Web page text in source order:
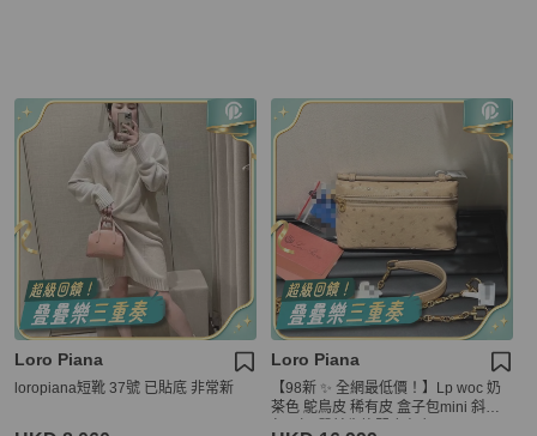
Loro Piana
loropiana短靴 37號 已貼底 非常新
Loro Piana
【98新 ✨ 全網最低價！】Lp woc 奶
茶色 鴕鳥皮 稀有皮 盒子包mini 斜挎